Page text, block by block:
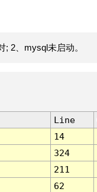
2、mysql未启动。
Line
14
324
211
62